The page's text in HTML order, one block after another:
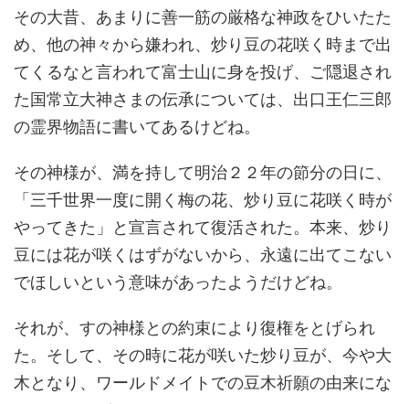
その大昔、あまりに善一筋の厳格な神政をひいたた
め、他の神々から嫌われ、炒り豆の花咲く時まで出
てくるなと言われて富士山に身を投げ、ご隠退され
た国常立大神さまの伝承については、出口王仁三郎
の霊界物語に書いてあるけどね。
その神様が、満を持して明治２２年の節分の日に、
「三千世界一度に開く梅の花、炒り豆に花咲く時が
やってきた」と宣言されて復活された。本来、炒り
豆には花が咲くはずがないから、永遠に出てこない
でほしいという意味があったようだけどね。
それが、すの神様との約束により復権をとげられ
た。そして、その時に花が咲いた炒り豆が、今や大
木となり、ワールドメイトでの豆木祈願の由来にな